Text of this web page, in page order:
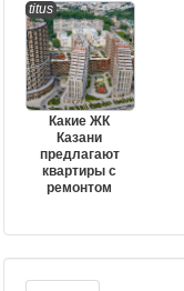
titus
Какие ЖК
Казани
предлагают
квартиры с
ремонтом